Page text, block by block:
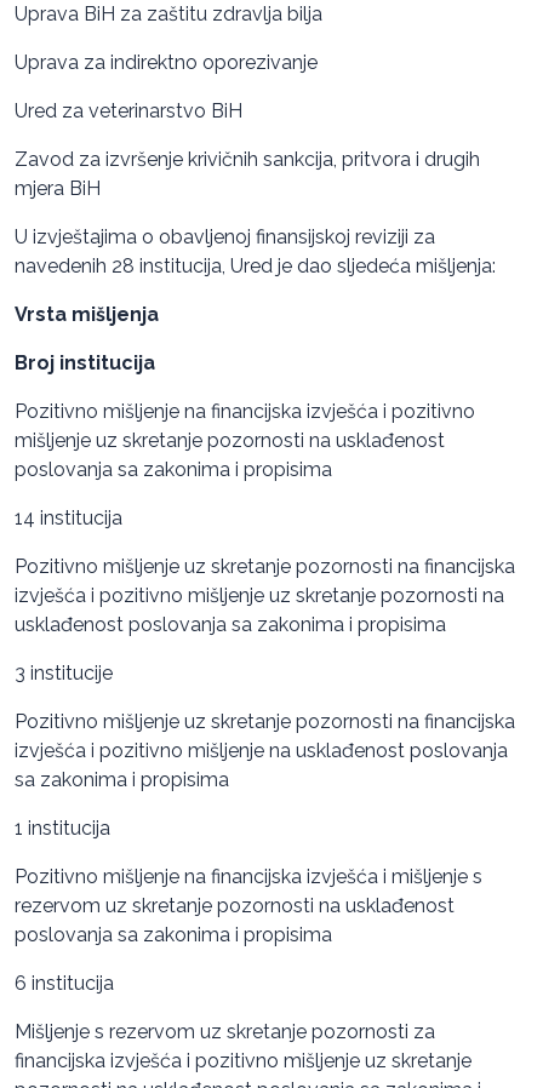
Uprava BiH za zaštitu zdravlja bilja
Uprava za indirektno oporezivanje
Ured za veterinarstvo BiH
Zavod za izvršenje krivičnih sankcija, pritvora i drugih
mjera BiH
U izvještajima o obavljenoj finansijskoj reviziji za
navedenih 28 institucija, Ured je dao sljedeća mišljenja:
Vrsta mišljenja
Broj institucija
Pozitivno mišljenje na financijska izvješća i pozitivno
mišljenje uz skretanje pozornosti na usklađenost
poslovanja sa zakonima i propisima
14 institucija
Pozitivno mišljenje uz skretanje pozornosti na financijska
izvješća i pozitivno mišljenje uz skretanje pozornosti na
usklađenost poslovanja sa zakonima i propisima
3 institucije
Pozitivno mišljenje uz skretanje pozornosti na financijska
izvješća i pozitivno mišljenje na usklađenost poslovanja
sa zakonima i propisima
1 institucija
Pozitivno mišljenje na financijska izvješća i mišljenje s
rezervom uz skretanje pozornosti na usklađenost
poslovanja sa zakonima i propisima
6 institucija
Mišljenje s rezervom uz skretanje pozornosti za
financijska izvješća i pozitivno mišljenje uz skretanje